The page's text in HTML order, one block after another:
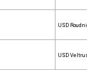
USD
USD